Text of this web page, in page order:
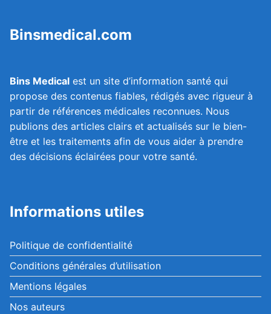
Binsmedical.com
Bins Medical est un site d’information santé qui
propose des contenus fiables, rédigés avec rigueur à
partir de références médicales reconnues. Nous
publions des articles clairs et actualisés sur le bien-
être et les traitements afin de vous aider à prendre
des décisions éclairées pour votre santé.
Informations utiles
Politique de confidentialité
Conditions générales d’utilisation
Mentions légales
Nos auteurs